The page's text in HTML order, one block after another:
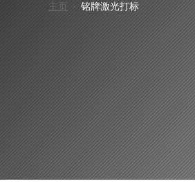
技
产
定
行
新能
激
机
关
主页 - 铭牌激光打标